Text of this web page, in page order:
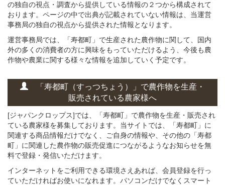
の独自の視点・調査から提供している情報の２つから構成されて
おります。ページの中で出典が記載されていない情報は、当運営
事務局の独自の視点から提供された情報となります。
運営事務局では、「寿都町」で生産された農作物に関して、国内
外の多くの消費者の方に興味をもっていただけるよう、今後も農
作物や農業に関する様々な情報を追加していく予定です。
「寿都町（すっつちょう）」 で農作物を生産・
販売されている農家様へ
[ジャパンクロップス]では、「寿都町」で農作物を生産・販売され
ている農家様を募集しております。当サイトでは、「寿都町」に
関連する商品情報だけでなく、ご自身の情報や、その他の「寿都
町」に関連した農作物の販売促進につながるようなお知らせを無
料で登録・発信いただけます。
インターネットをご利用できる環境さえあれば、会員登録を行っ
ていただければお使いになれます。パソコンだけでなくスマート